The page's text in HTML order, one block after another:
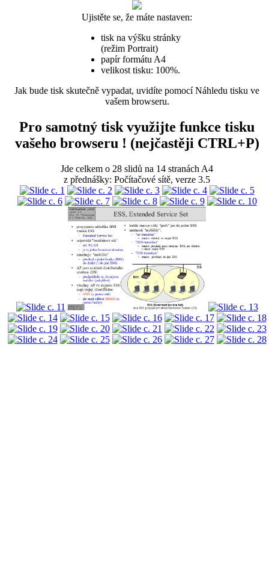
Ujistěte se, že máte nastaven:
tisk na výšku stránky
(režim Portrait)
papír formátu A4
velikost tisku: 100%.
Jak bude tisk skutečně vypadat, uvidíte pomocí Náhledu tisku ve
vašem browseru.
Pro samotný tisk využijte funkce tisku
vašeho browseru ! (nejčastěji CTRL+P)
Jde celkem o 28 slidů na 14 stranách A4
z přednášky: Počítačové sítě, verze 3.5